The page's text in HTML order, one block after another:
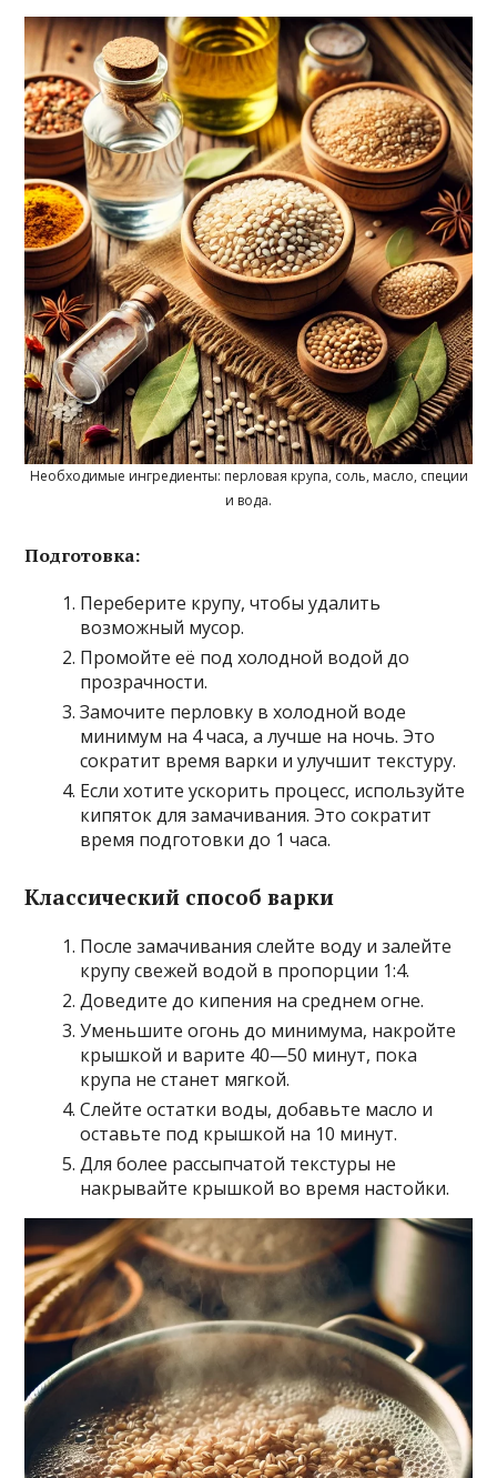
Необходимые ингредиенты: перловая крупа, соль, масло, специи
и вода.
Подготовка:
Переберите крупу, чтобы удалить
возможный мусор.
Промойте её под холодной водой до
прозрачности.
Замочите перловку в холодной воде
минимум на 4 часа, а лучше на ночь. Это
сократит время варки и улучшит текстуру.
Если хотите ускорить процесс, используйте
кипяток для замачивания. Это сократит
время подготовки до 1 часа.
Классический способ варки
После замачивания слейте воду и залейте
крупу свежей водой в пропорции 1:4.
Доведите до кипения на среднем огне.
Уменьшите огонь до минимума, накройте
крышкой и варите 40—50 минут, пока
крупа не станет мягкой.
Слейте остатки воды, добавьте масло и
оставьте под крышкой на 10 минут.
Для более рассыпчатой текстуры не
накрывайте крышкой во время настойки.